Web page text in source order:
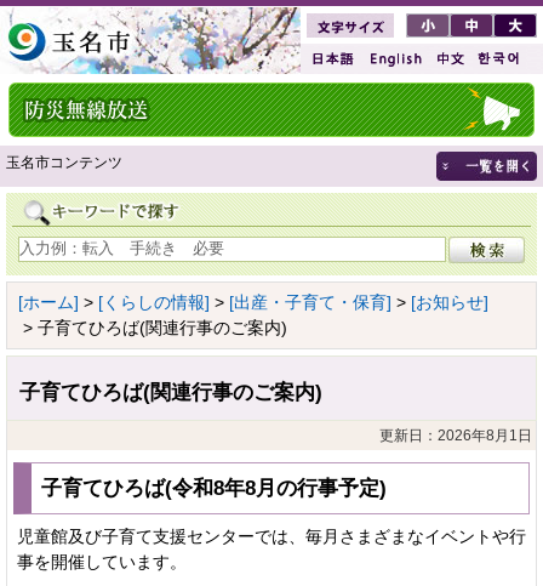
玉名市コンテンツ
[ホーム] > [くらしの情報] > [出産・子育て・保育] > [お知らせ]
> 子育てひろば(関連行事のご案内)
子育てひろば(関連行事のご案内)
更新日：2026年8月1日
子育てひろば(令和8年8月の行事予定)
児童館及び子育て支援センターでは、毎月さまざまなイベントや行
事を開催しています。